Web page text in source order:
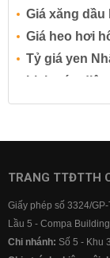
Giá xăng dầu
Giá heo hơi
Tỷ giá yen
Lịch cúp điện
Lãi suất tiết
Lãi suất
Lãi suất
TRANG TTĐTTH
Giấy phép số 3324/
Lầu 5 - Compa
Chi nhánh: Số 5 - Khu